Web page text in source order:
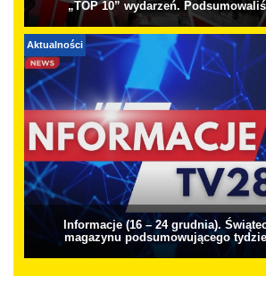
„TOP 10” wydarzeń.
Aktualności
Informacje (16 – 24 grudnia).
magazynu podsumowującego